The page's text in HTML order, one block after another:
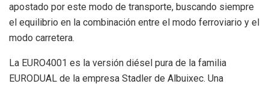
apostado por este modo de transporte, buscando siempre
el equilibrio en la combinación entre el modo ferroviario y el
modo carretera.
La EURO4001 es la versión diésel pura de la familia
EURODUAL de la empresa Stadler de Albuixec. Una